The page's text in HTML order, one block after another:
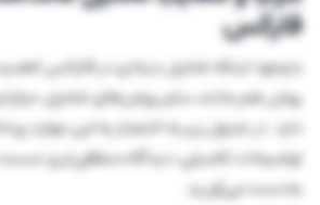
فارکس
با وجود اینکه تحلیل بنیادی در فارکس اهمیت
روش هم مانند سایر روش‌های تحلیل،
دارد. در جدول زیر به اختصار به این موارد
توضیحات تکمیلی، دیدگاه منطقی‌تری نسبت
به‌دست می‌آورید.